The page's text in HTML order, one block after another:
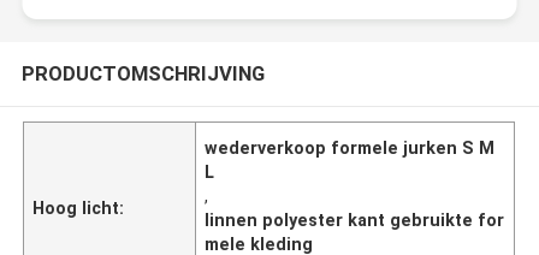
PRODUCTOMSCHRIJVING
Hoog licht:
wederverkoop formele jurken S M
L
,
linnen polyester kant gebruikte for
mele kleding